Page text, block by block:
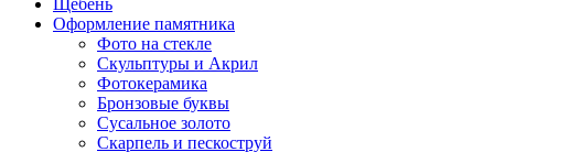
Щебень
Оформление памятника
Фото на стекле
Скульптуры и Акрил
Фотокерамика
Бронзовые буквы
Сусальное золото
Скарпель и пескоструй